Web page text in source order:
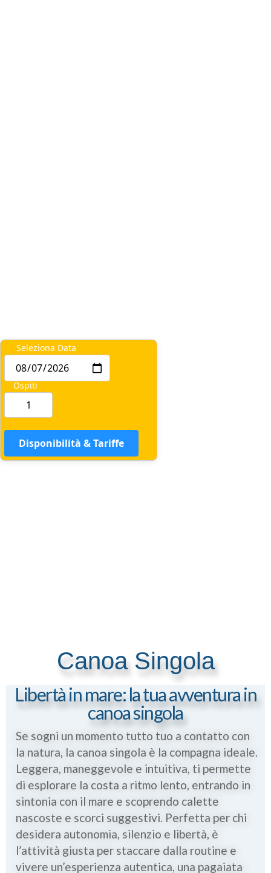
Seleziona Data
Ospiti
Disponibilità & Tariffe
Canoa Singola
Libertà in mare: la tua avventura in
canoa singola
Se sogni un momento tutto tuo a contatto con
la natura, la canoa singola è la compagna ideale.
Leggera, maneggevole e intuitiva, ti permette
di esplorare la costa a ritmo lento, entrando in
sintonia con il mare e scoprendo calette
nascoste e scorci suggestivi. Perfetta per chi
desidera autonomia, silenzio e libertà, è
l’attività giusta per staccare dalla routine e
vivere un’esperienza autentica, una pagaiata